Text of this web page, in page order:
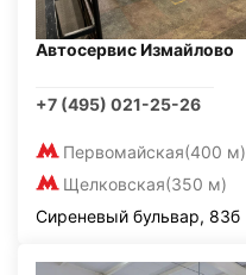
Автосервис Измайлово
+7 (495) 021-25-26
Первомайская(400 м)
Щелковская(350 м)
Сиреневый бульвар, 83б